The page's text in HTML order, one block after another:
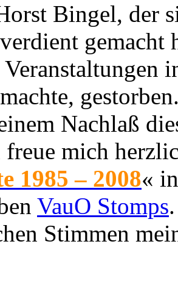
Bingel, der
gemacht
Nachlaß
mich
1985 – 2008«
VauO Stomps
Stimmen